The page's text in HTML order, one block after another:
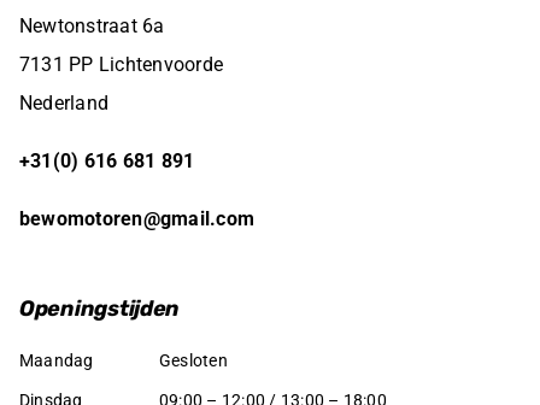
Newtonstraat 6a
7131 PP Lichtenvoorde
Nederland
+31(0) 616 681 891
bewomotoren@gmail.com
Openingstijden
Maandag Gesloten
Dinsdag 09:00 – 12:00 / 13:00 – 18:00